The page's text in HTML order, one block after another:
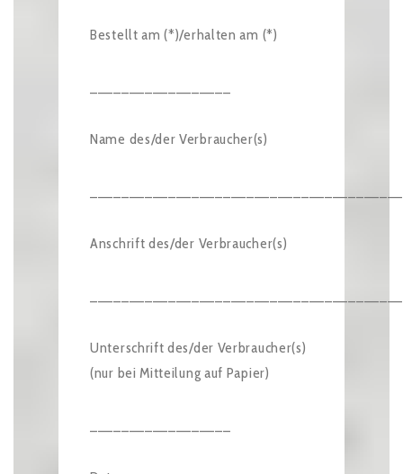
Bestellt am (*)/erhalten am (*)
Name des/der Verbraucher(s)
Anschrift des/der Verbraucher(s)
Unterschrift des/der Verbraucher(s)
(nur bei Mitteilung auf Papier)